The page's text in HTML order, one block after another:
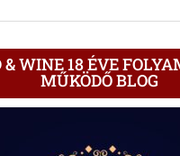
& WINE 18 ÉVE
MŰKÖDŐ BLOG